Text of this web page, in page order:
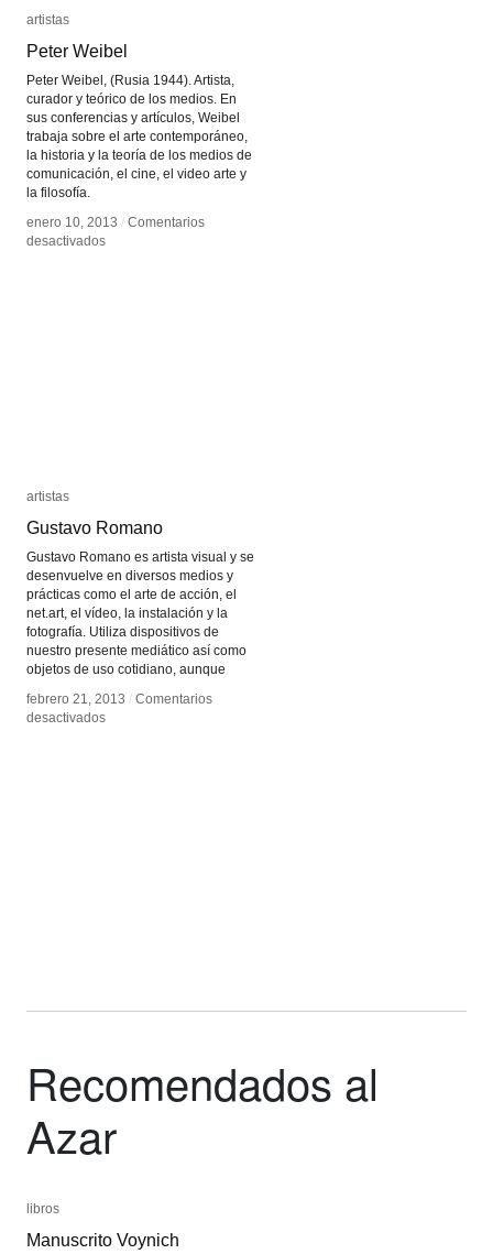
artistas
Peter Weibel
Peter Weibel, (Rusia 1944). Artista,
curador y teórico de los medios. En
sus conferencias y artículos, Weibel
trabaja sobre el arte contemporáneo,
la historia y la teoría de los medios de
comunicación, el cine, el video arte y
la filosofía.
enero 10, 2013 / Comentarios
desactivadosen
artistas
Peter Weibel
enero 10, 2013 / Comentarios
desactivadosen
artistas
Gustavo Romano
Gustavo Romano es artista visual y se
desenvuelve en diversos medios y
prácticas como el arte de acción, el
net.art, el vídeo, la instalación y la
fotografía. Utiliza dispositivos de
nuestro presente mediático así como
objetos de uso cotidiano, aunque
febrero 21, 2013 / Comentarios
desactivadosen
artistas
Gustavo Romano
febrero 21, 2013 / Comentarios
desactivadosen
Recomendados al
Azar
libros
Manuscrito Voynich
libros
Manuscrito Voynich